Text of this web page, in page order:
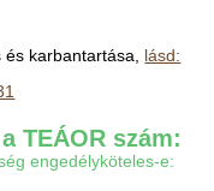
karbantartása, lásd:
TEÁOR szám:
engedélyköteles-e: